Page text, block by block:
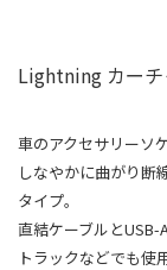
Lightning カー
車のアクセサリーソ
しなやかに曲がり断
タイプ。
直結ケーブルとUSB-
トラックなどでも使